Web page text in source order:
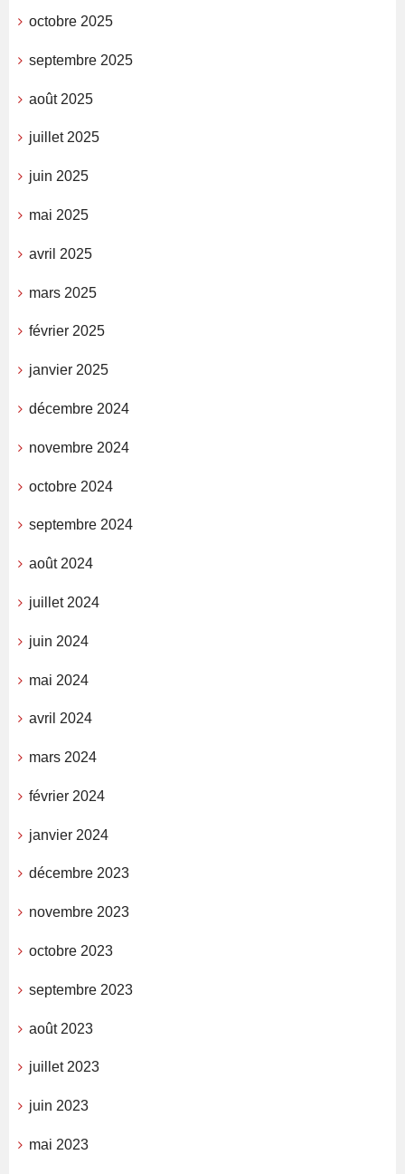
octobre 2025
septembre 2025
août 2025
juillet 2025
juin 2025
mai 2025
avril 2025
mars 2025
février 2025
janvier 2025
décembre 2024
novembre 2024
octobre 2024
septembre 2024
août 2024
juillet 2024
juin 2024
mai 2024
avril 2024
mars 2024
février 2024
janvier 2024
décembre 2023
novembre 2023
octobre 2023
septembre 2023
août 2023
juillet 2023
juin 2023
mai 2023